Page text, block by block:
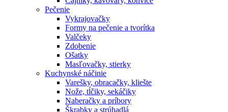
Pečenie
Vykrajovačky
Formy na pečenie a tvorítka
Valčeky
Zdobenie
Ošatky
Masľovačky, stierky
Kuchynské náčinie
Varešky, obracačky, kliešte
Nože, tĺčiky, sekáčiky
Naberačky a príbory
Škrabky a strúhadlá